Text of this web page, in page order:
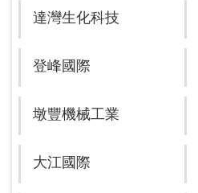
達灣生化科技
登峰國際
墩豐機械工業
大江國際